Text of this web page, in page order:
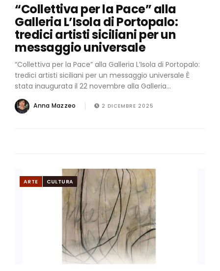
“Collettiva per la Pace” alla
Galleria L’Isola di Portopalo:
tredici artisti siciliani per un
messaggio universale
“Collettiva per la Pace” alla Galleria L’Isola di Portopalo:
tredici artisti siciliani per un messaggio universale È
stata inaugurata il 22 novembre alla Galleria...
Anna Mazzeo 2 DICEMBRE 2025
ARTE CULTURA